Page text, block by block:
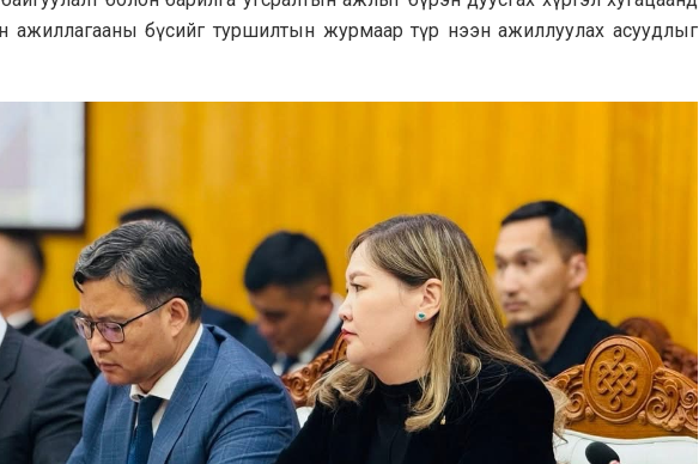
ажиллагааны бүсийг туршилтын журмаар түр нээн ажиллуулах асуудлыг